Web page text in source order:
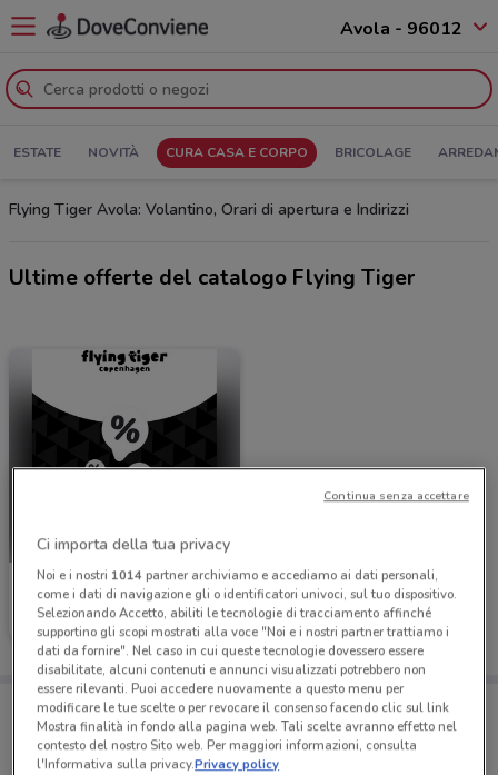
Avola - 96012
ESTATE NOVITÀ CURA CASA E CORPO BRICOLAGE
Flying Tiger Avola: Volantino, Orari di apertura e Indirizzi
Ultime offerte del catalogo Flying Tiger
Flying Tiger
Scade il 19/05 15.2 km
Porta DoveConviene sempre con te!
Puoi trovare le migliori offerte dei negozi vicino a te,
salvarle e creare la tua lista del risparmio, comodamente
dal tuo cellulare.
Ci importa della tua privacy
Noi e i nostri 1014partner archiviamo e accediamo ai dati personali,
come i dati di navigazione gli o identificatori univoci, sul tuo dispositivo.
Selezionando Accetto, abiliti le tecnologie di tracciamento affinché
supportino gli scopi mostrati alla voce "Noi e i nostri partner trattiamo i
dati da fornire". Nel caso in cui queste tecnologie dovessero essere
disabilitate, alcuni contenuti e annunci visualizzati potrebbero non
essere rilevanti. Puoi accedere nuovamente a questo menu per
modificare le tue scelte o per revocare il consenso facendo clic sul link
Mostra finalità in fondo alla pagina web. Tali scelte avranno effetto nel
contesto del nostro Sito web. Per maggiori informazioni, consulta
l'Informativa sulla privacy.Privacy policy
Continua senza accettare